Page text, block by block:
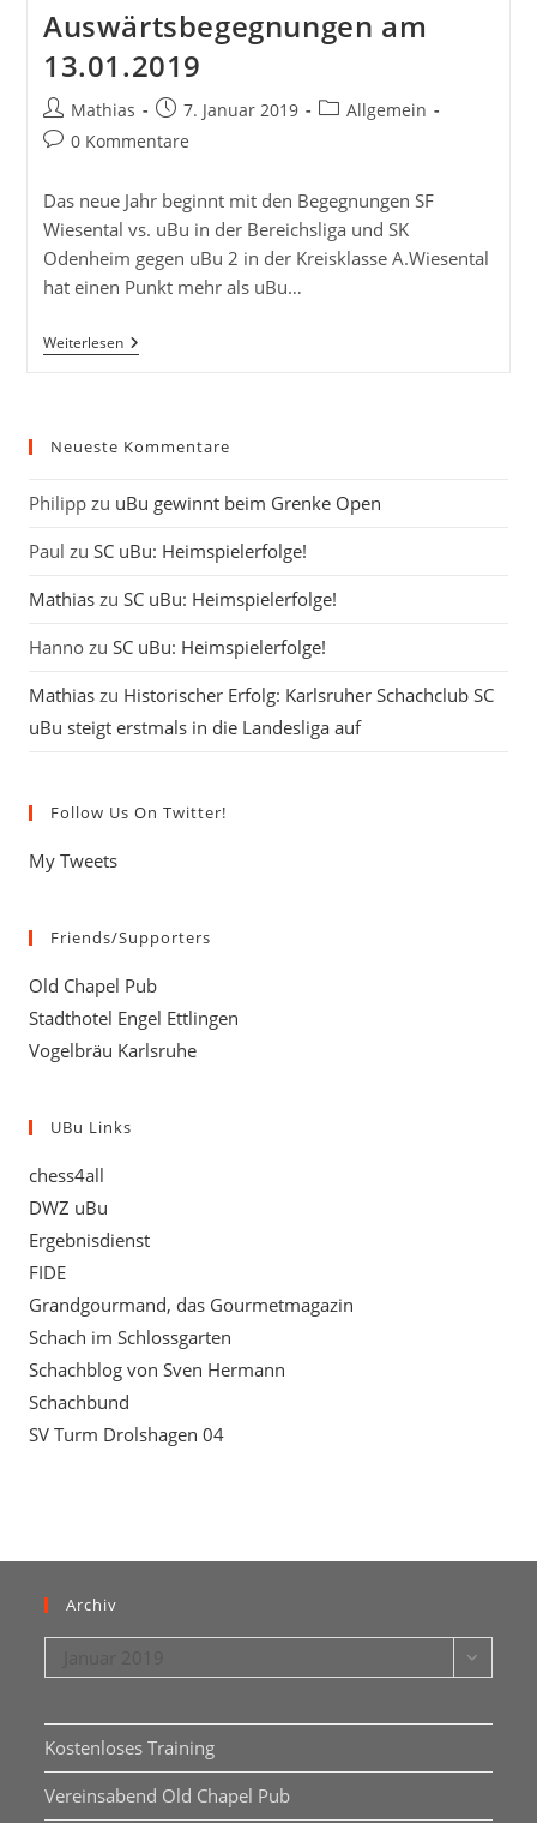
Auswärtsbegegnungen am
13.01.2019
Beitrags-
Autor:
Mathias
Beitrag
veröffentlicht:
7. Januar 2019
Beitrags-
Allgemein
Beitrags-
0 Kommentare
Das neue Jahr beginnt mit den Begegnungen SF
Wiesental vs. uBu in der Bereichsliga und SK
Odenheim gegen uBu 2 in der Kreisklasse A.Wiesental
hat einen Punkt mehr als uBu…
WeiterlesenAuswärtsbegegnungen
Am
Neueste Kommentare
Philipp zu uBu gewinnt beim Grenke Open
Paul zuSC uBu: Heimspielerfolge!
Mathias zuSC uBu: Heimspielerfolge!
Hanno zuSC uBu: Heimspielerfolge!
Mathias zu Historischer Erfolg: Karlsruher Schachclub SC
uBu steigt erstmals in die Landesliga auf
Follow Us On Twitter!
My Tweets
Friends/Supporters
Old Chapel Pub
Stadthotel Engel Ettlingen
Vogelbräu Karlsruhe
UBu Links
chess4all
DWZ uBu
Ergebnisdienst
FIDE
Grandgourmand, das Gourmetmagazin
Schach im Schlossgarten
Schachblog von Sven Hermann
Schachbund
SV Turm Drolshagen 04
Archiv
Kostenloses Training
Vereinsabend Old Chapel Pub